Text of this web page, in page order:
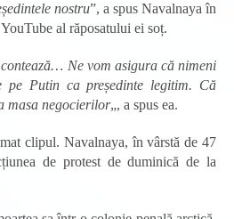
nostru”, a spus Navalnaya în
al răposatului ei soț.
Ne vom asigura că nimeni
pe Putin ca președinte legitim. Că
masa negocierilor„, a spus ea.
clipul. Navalnaya, în vârstă de 47
de protest de duminică de la